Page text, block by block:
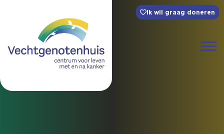
Ik wil graag doneren